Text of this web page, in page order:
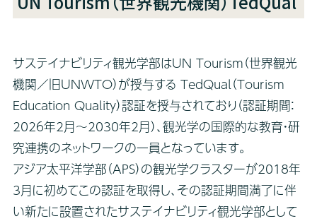
サステイナビリティ観光学部はUN Tourism（世界観光
機関／旧UNWTO）が授与する TedQual（Tourism
Education Quality）認証を授与されており（認証期間：
2026年2月〜2030年2月）、観光学の国際的な教育・研
究連携のネットワークの一員となっています。
アジア太平洋学部（APS）の観光学クラスターが2018年
3月に初めてこの認証を取得し、その認証期間満了に伴
い新たに設置されたサステイナビリティ観光学部として